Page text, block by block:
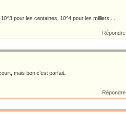
pour les centaines, 10^4 pour les milliers,...
Répondre
mais bon c'est parfait.
Répondre